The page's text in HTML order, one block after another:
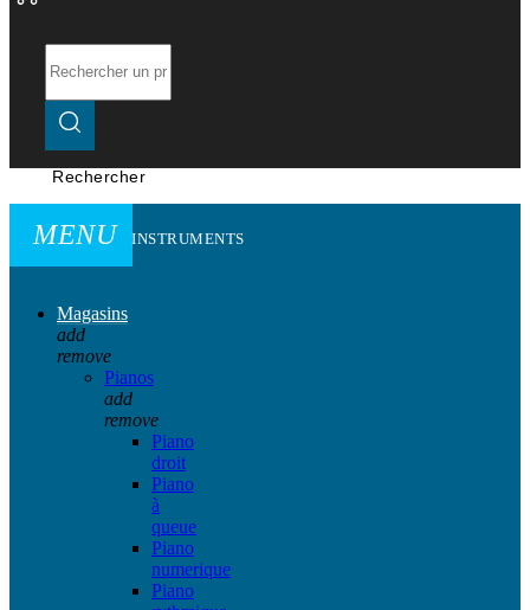
Rechercher
MENU INSTRUMENTS
Magasins
add
remove
Pianos
add
remove
Piano
droit
Piano
à
queue
Piano
numerique
Piano